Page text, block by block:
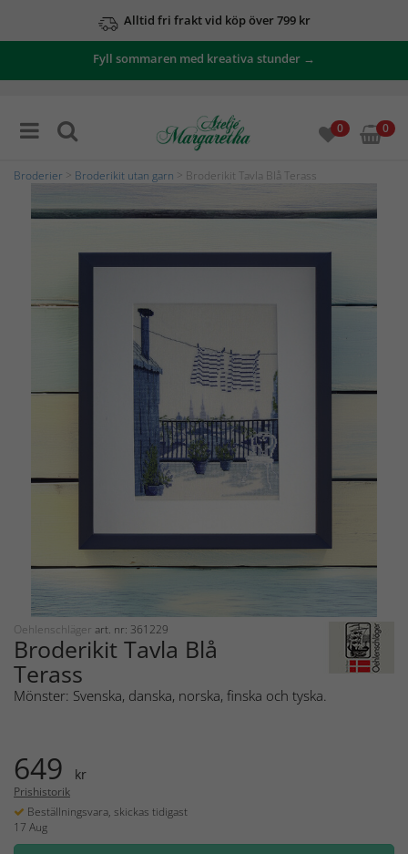
Alltid fri frakt vid köp över 799 kr
Fyll sommaren med kreativa stunder →
0 0
Broderier Broderikit utan garn > Broderikit Tavla Blå Terass
Oehlenschläger art. nr: 361229
Broderikit Tavla Blå
Terass
Mönster: Svenska, danska, norska, finska och tyska.
649 kr
Prishistorik
Beställningsvara, skickas tidigast
17 Aug